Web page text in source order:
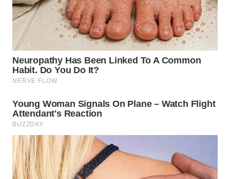
GORONTALO
WN
SULUT
WN
MALUKU
WN
MALUT
WN
DAIRI